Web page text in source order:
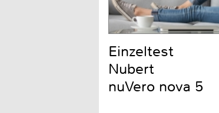
Einzeltest
Nubert
nuVero nova 5